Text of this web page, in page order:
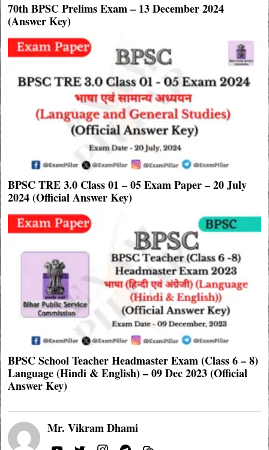
70th BPSC Prelims Exam – 13 December 2024
(Answer Key)
BPSC TRE 3.0 Class 01 – 05 Exam Paper – 20 July
2024 (Official Answer Key)
BPSC School Teacher Headmaster Exam (Class 6 – 8)
Language (Hindi & English) – 09 Dec 2023 (Official
Answer Key)
Mr. Vikram Dhami